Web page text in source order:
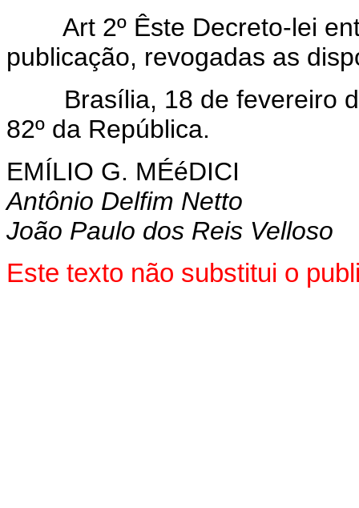
Art 2º Êste Decreto-lei
publicação, revogadas as
Brasília, 18 de fevereiro
82º da República.
EMÍLIO G. MÉéDICI
Antônio Delfim Netto
João Paulo dos Reis Velloso
Este texto não substitui o